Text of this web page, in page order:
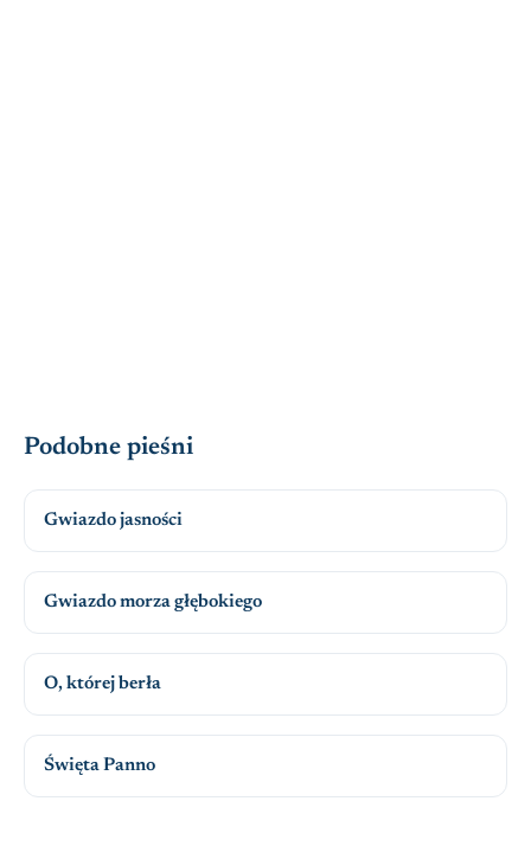
Podobne pieśni
Gwiazdo jasności
Gwiazdo morza głębokiego
O, której berła
Święta Panno